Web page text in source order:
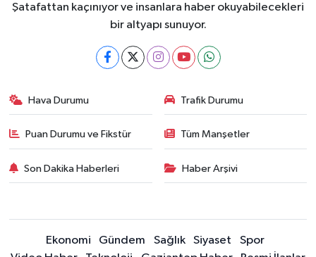
Şatafattan kaçınıyor ve insanlara haber okuyabilecekleri
bir altyapı sunuyor.
Hava Durumu Trafik Durumu
Puan Durumu ve Fikstür Tüm Manşetler
Son Dakika Haberleri Haber Arşivi
Ekonomi Gündem Sağlık Siyaset
Spor